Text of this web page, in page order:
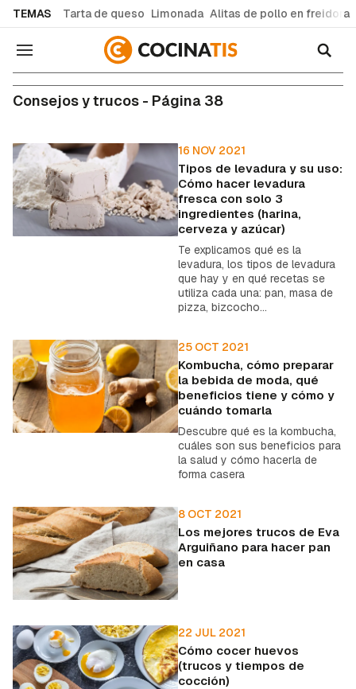
TEMAS Tarta de queso Limonada Alitas de pollo en freidora
Navegación
Consejos y trucos - Página 38
16 NOV 2021
Tipos de levadura y su uso:
Cómo hacer levadura
fresca con solo 3
ingredientes (harina,
cerveza y azúcar)
Te explicamos qué es la
levadura, los tipos de levadura
que hay y en qué recetas se
utiliza cada una: pan, masa de
pizza, bizcocho...
25 OCT 2021
Kombucha, cómo preparar
la bebida de moda, qué
beneficios tiene y cómo y
cuándo tomarla
Descubre qué es la kombucha,
cuáles son sus beneficios para
la salud y cómo hacerla de
forma casera
8 OCT 2021
Los mejores trucos de Eva
Arguiñano para hacer pan
en casa
22 JUL 2021
Cómo cocer huevos
(trucos y tiempos de
cocción)